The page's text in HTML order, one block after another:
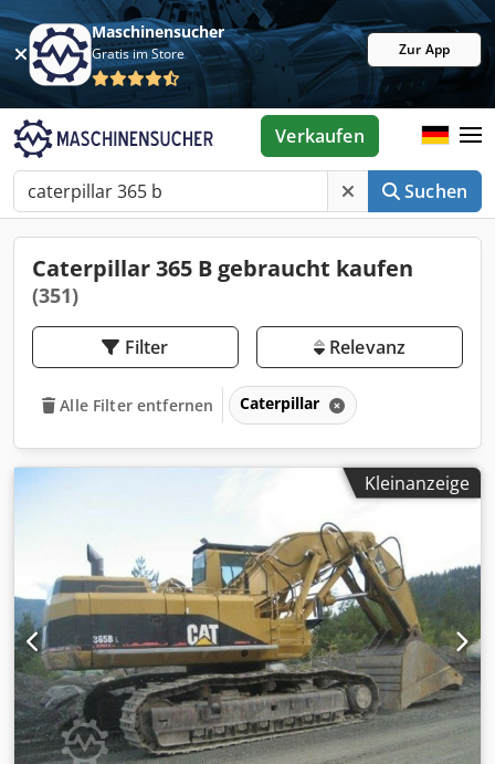
Maschinensucher
Gratis im Store Zur App
Suchen
Verkaufen
Caterpillar 365 B gebraucht kaufen
(351)
Filter Relevanz
Alle Filter entfernen Caterpillar
Kleinanzeige